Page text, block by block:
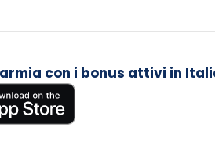
con i bonus attivi in